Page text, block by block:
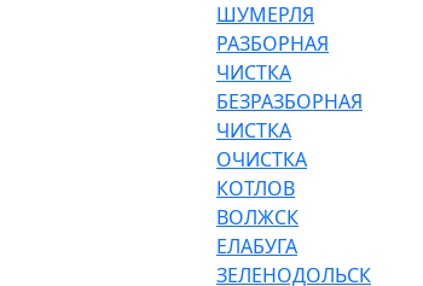
ШУМЕРЛЯ
РАЗБОРНАЯ
ЧИСТКА
БЕЗРАЗБОРНАЯ
ЧИСТКА
ОЧИСТКА
КОТЛОВ
ВОЛЖСК
ЕЛАБУГА
ЗЕЛЕНОДОЛЬСК